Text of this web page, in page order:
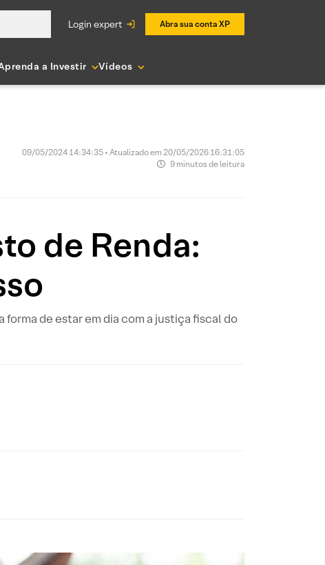
login expert Abra sua conta XP
a Investir Vídeos
09/05/2024 14:34:35 • Atualizado em 20/05/2026 16:31:05
9 minutos de leitura
de Renda:
forma de estar em dia com a justiça fiscal do